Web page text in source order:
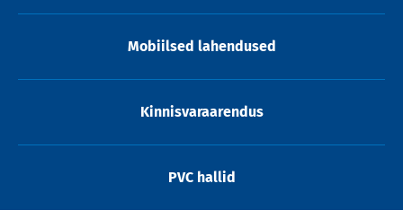
Mobiilsed lahendused
Kinnisvaraarendus
PVC hallid